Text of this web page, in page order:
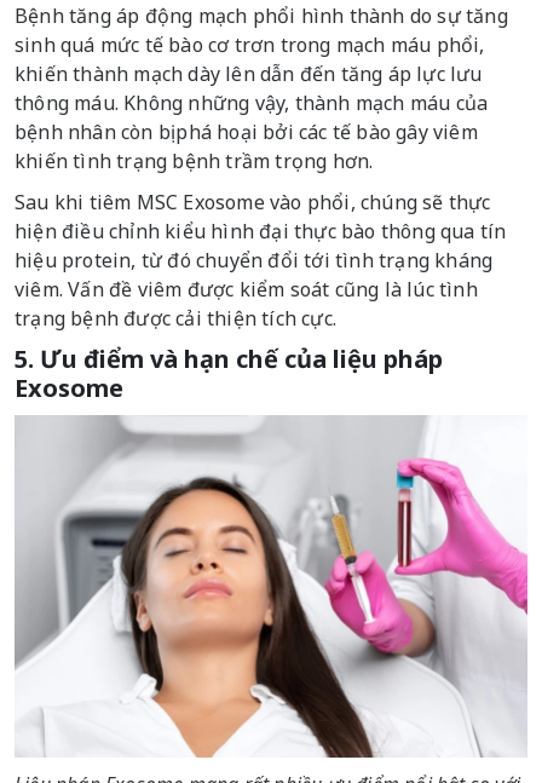
Bệnh tăng áp động mạch phổi hình thành do sự tăng
sinh quá mức tế bào cơ trơn trong mạch máu phổi,
khiến thành mạch dày lên dẫn đến tăng áp lực lưu
thông máu. Không những vậy, thành mạch máu của
bệnh nhân còn bị phá hoại bởi các tế bào gây viêm
khiến tình trạng bệnh trầm trọng hơn.
Sau khi tiêm MSC Exosome vào phổi, chúng sẽ thực
hiện điều chỉnh kiểu hình đại thực bào thông qua tín
hiệu protein, từ đó chuyển đổi tới tình trạng kháng
viêm. Vấn đề viêm được kiểm soát cũng là lúc tình
trạng bệnh được cải thiện tích cực.
5. Ưu điểm và hạn chế của liệu pháp
Exosome